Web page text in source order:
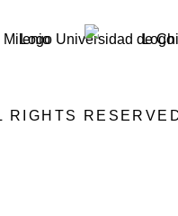
RIGHTS